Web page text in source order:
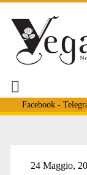
Facebook-
24 Maggio,